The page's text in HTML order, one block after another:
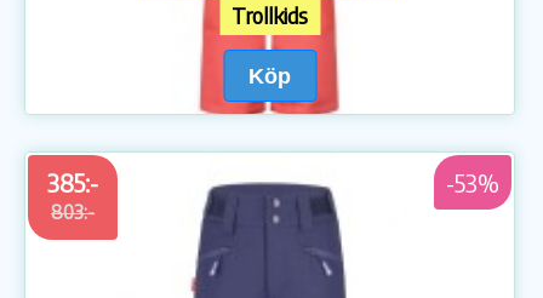
Trollkids
Köp
385:-
803:-
-53%